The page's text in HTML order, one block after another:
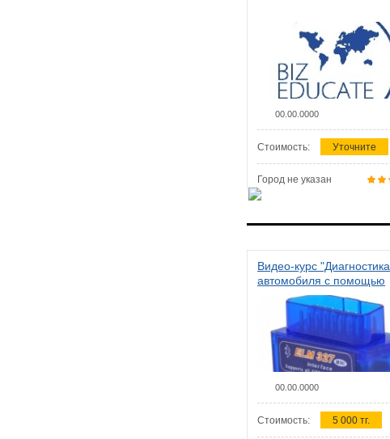
00.00.0000
Стоимость: Уточните
Город не указан
Видео-курс "Диагностика
автомобиля с помощью
сканера ELM 327"
00.00.0000
Стоимость: 5 000 тг.